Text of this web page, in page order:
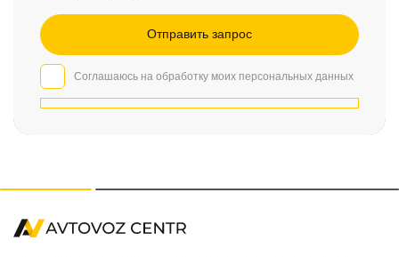
Соглашаюсь на обработку моих персональных данных